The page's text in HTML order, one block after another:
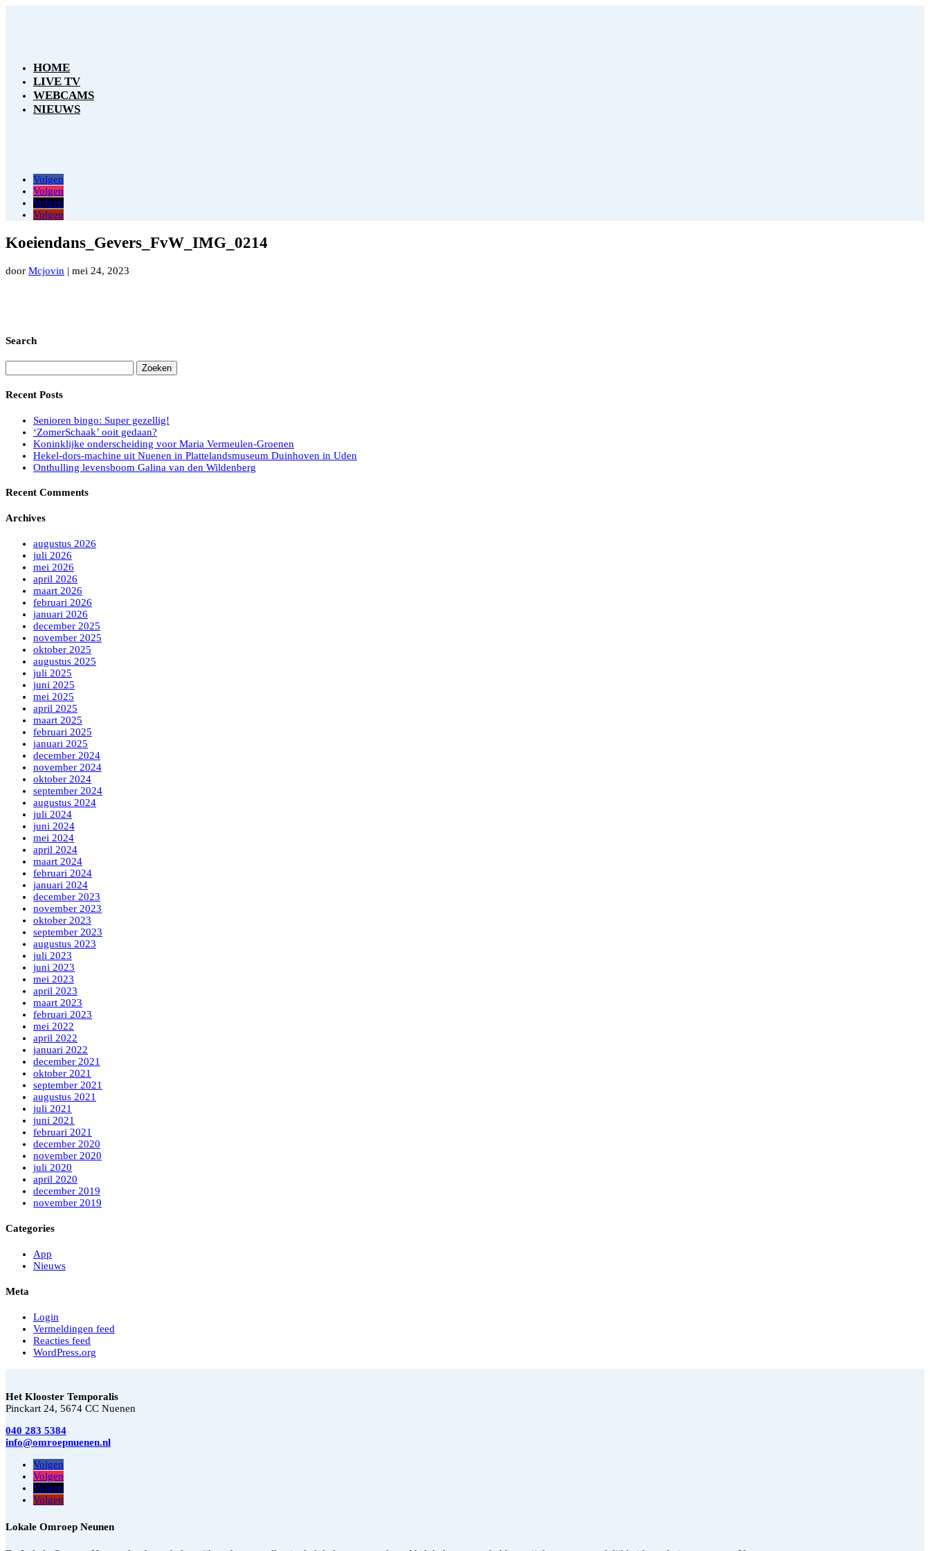
HOME
LIVE TV
WEBCAMS
NIEUWS
Volgen
Volgen
Volgen
Volgen
Koeiendans_Gevers_FvW_IMG_0214
door Mcjovin | mei 24, 2023
Search
naar:
Recent Posts
Senioren bingo: Super gezellig!
‘ZomerSchaak’ ooit gedaan?
Koninklijke onderscheiding voor Maria Vermeulen-Groenen
Hekel-dors-machine uit Nuenen in Plattelandsmuseum Duinhoven in Uden
Onthulling levensboom Galina van den Wildenberg
Recent Comments
Archives
augustus 2026
juli 2026
mei 2026
april 2026
maart 2026
februari 2026
januari 2026
december 2025
november 2025
oktober 2025
augustus 2025
juli 2025
juni 2025
mei 2025
april 2025
maart 2025
februari 2025
januari 2025
december 2024
november 2024
oktober 2024
september 2024
augustus 2024
juli 2024
juni 2024
mei 2024
april 2024
maart 2024
februari 2024
januari 2024
december 2023
november 2023
oktober 2023
september 2023
augustus 2023
juli 2023
juni 2023
mei 2023
april 2023
maart 2023
februari 2023
mei 2022
april 2022
januari 2022
december 2021
oktober 2021
september 2021
augustus 2021
juli 2021
juni 2021
februari 2021
december 2020
november 2020
juli 2020
april 2020
december 2019
november 2019
Categories
App
Nieuws
Meta
Login
Vermeldingen feed
Reacties feed
WordPress.org
Het Klooster Temporalis
Pinckart 24, 5674 CC Nuenen
040 283 5384
info@omroepnuenen.nl
Volgen
Volgen
Volgen
Volgen
Lokale Omroep Neunen